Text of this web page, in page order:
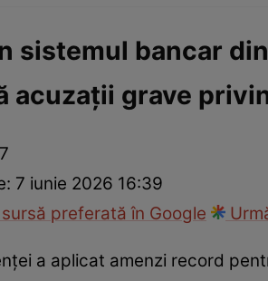
sistemul bancar
acuzații grave
7 iunie 2026 16:39
preferată în Google
a aplicat amenzi record